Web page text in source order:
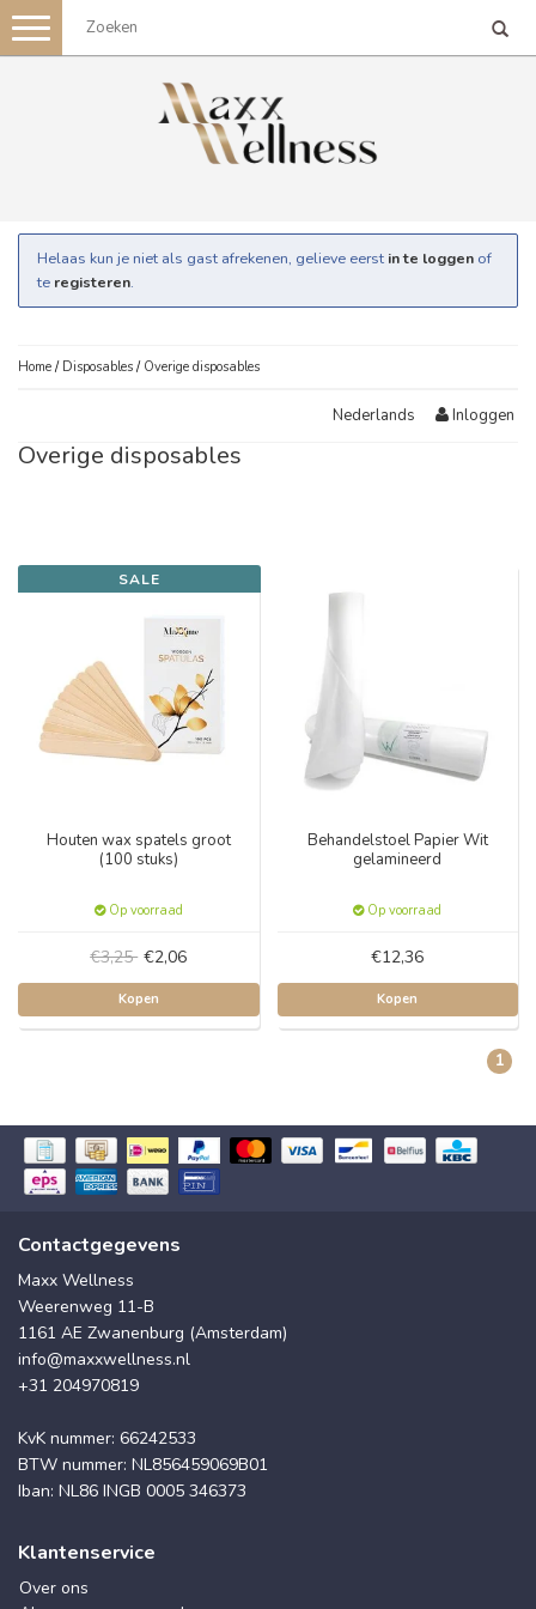
Toggle
navigation
Helaas kun je niet als gast afrekenen, gelieve eerst in te loggen of
te registeren.
Home / Disposables / Overige disposables
Nederlands Inloggen
Overige disposables
SALE
Houten wax spatels groot
(100 stuks)
Op voorraad
€3,25 €2,06
Kopen
Behandelstoel Papier Wit
gelamineerd
Op voorraad
€12,36
Kopen
1
Contactgegevens
Maxx Wellness
Weerenweg 11-B
1161 AE Zwanenburg (Amsterdam)
info@maxxwellness.nl
+31 204970819
KvK nummer: 66242533
BTW nummer: NL856459069B01
Iban: NL86 INGB 0005 346373
Klantenservice
Over ons